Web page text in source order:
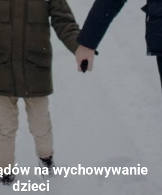
na wychowywanie
dzieci